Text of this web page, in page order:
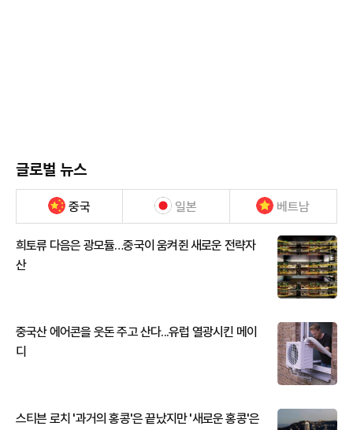
글로벌 뉴스
중국 일본 베트남
희토류 다음은 광모듈…중국이 움켜쥔 새로운 전략자
산
중국산 에어콘을 웃돈 주고 산다...유럽 열광시킨 메이
디
스티븐 로치 '과거의 홍콩'은 끝났지만 '새로운 홍콩'은